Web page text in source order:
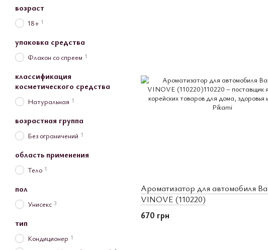
Ароматизатор для автомобиля
VINOVE (110220)
670 грн
возраст
18+ 1
упаковка средства
Флакон со спреем 1
классификация
косметического средства
Натуральная 1
возрастная группа
Без ограничений 1
область применения
Тело 1
пол
Унисекс 3
тип
Кондиционер 1